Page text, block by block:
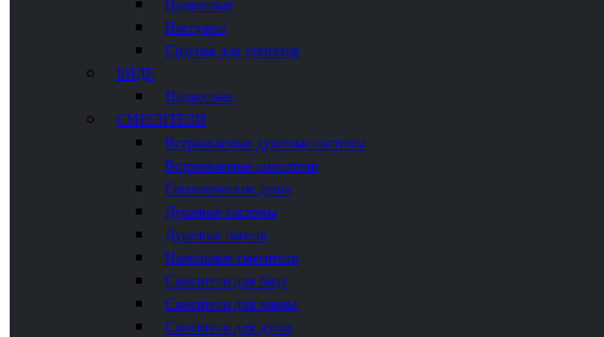
Подвесные
Писсуары
Сиденья для унитазов
БИДЕ
Подвесные
СМЕСИТЕЛИ
Встраиваемые душевые системы
Встраиваемые смесители
Гигиенические души
Душевые системы
Душевые панели
Напольные смесители
Смесители для биде
Смесители для ванны
Смесители для душа